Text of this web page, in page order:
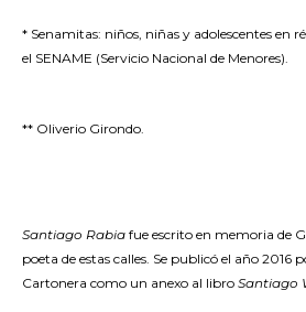
* Senamitas: niños, niñas y adolescentes en
el SENAME (Servicio Nacional de Menores).
** Oliverio Girondo.
Santiago Rabia fue escrito en memoria de
poeta de estas calles. Se publicó el año 2016
Cartonera como un anexo al libro Santiago